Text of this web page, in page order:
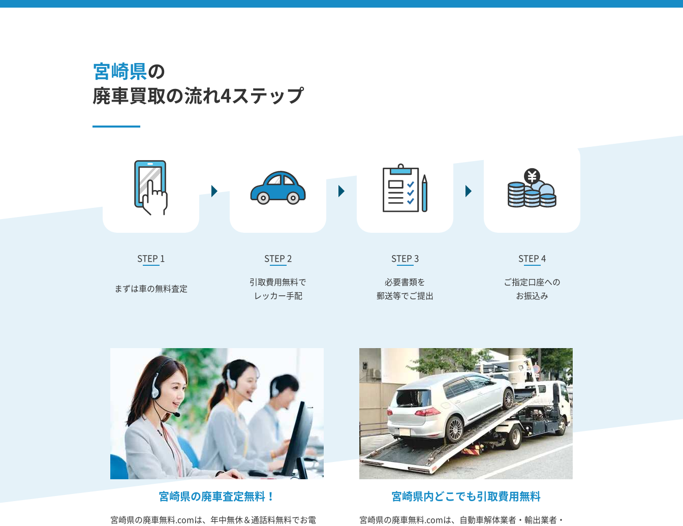
宮崎県の
廃車買取の流れ4ステップ
STEP 1
まずは車の無料査定
STEP 2
引取費用無料で
レッカー手配
STEP 3
必要書類を
郵送等でご提出
STEP 4
ご指定口座への
お振込み
宮崎県の廃車査定無料！
宮崎県の廃車無料.comは、年中無休＆通話料無料でお電
宮崎県内どこでも引取費用無料
宮崎県の廃車無料.comは、自動車解体業者・輸出業者・